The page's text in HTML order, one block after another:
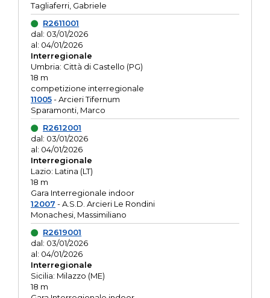
Tagliaferri, Gabriele
R2611001
dal: 03/01/2026
al: 04/01/2026
Interregionale
Umbria: Città di Castello (PG)
18 m
competizione interregionale
11005- Arcieri Tifernum
Sparamonti, Marco
R2612001
dal: 03/01/2026
al: 04/01/2026
Interregionale
Lazio: Latina (LT)
18 m
Gara Interregionale indoor
12007 - A.S.D. Arcieri Le Rondini
Monachesi, Massimiliano
R2619001
dal: 03/01/2026
al: 04/01/2026
Interregionale
Sicilia: Milazzo (ME)
18 m